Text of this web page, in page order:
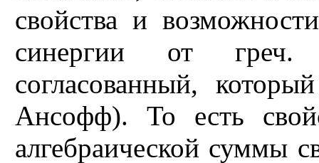
свойства и
синергии от греч.
согласованный,
Ансофф). То есть
алгебраической суммы